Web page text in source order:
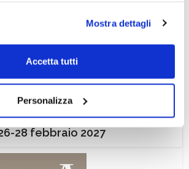
cookie, ti invitiamo a prendere visione
.
tramite la “X” prosegui la
Selezionando “Accetta tutti” presti
profilazione che potrai revocare in
Mostra dettagli
Accetta tutti
Personalizza
28 febbraio 2027